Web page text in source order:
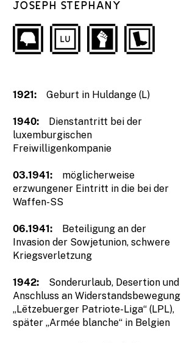
JOSEPH STEPHANY
1921: Geburt in Huldange (L)
1940: Dienstantritt bei der
luxemburgischen
Freiwilligenkompanie
03.1941: möglicherweise
erzwungener Eintritt in die bei der
Waffen-SS
06.1941: Beteiligung an der
Invasion der Sowjetunion, schwere
Kriegsverletzung
1942: Sonderurlaub, Desertion und
Anschluss an Widerstandsbewegung
„Lëtzebuerger Patriote-Liga“ (LPL),
später „Armée blanche“ in Belgien